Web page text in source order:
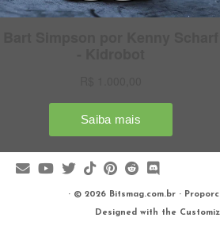
· © 2026 Bitsmag.com.br·
Designed with the